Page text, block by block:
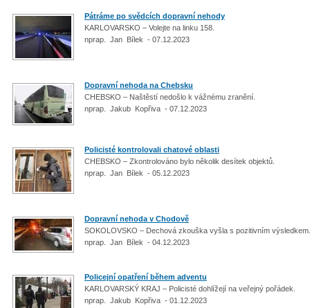
Pátráme po svědcích dopravní nehody
KARLOVARSKO – Volejte na linku 158.
nprap. Jan Bílek - 07.12.2023
Dopravní nehoda na Chebsku
CHEBSKO – Naštěstí nedošlo k vážnému zranění.
nprap. Jakub Kopřiva - 07.12.2023
Policisté kontrolovali chatové oblasti
CHEBSKO – Zkontrolováno bylo několik desítek objektů.
nprap. Jan Bílek - 05.12.2023
Dopravní nehoda v Chodově
SOKOLOVSKO – Dechová zkouška vyšla s pozitivním
nprap. Jan Bílek - 04.12.2023
Policejní opatření během adventu
KARLOVARSKÝ KRAJ – Policisté dohlížejí na veřejný pořádek.
nprap. Jakub Kopřiva - 01.12.2023